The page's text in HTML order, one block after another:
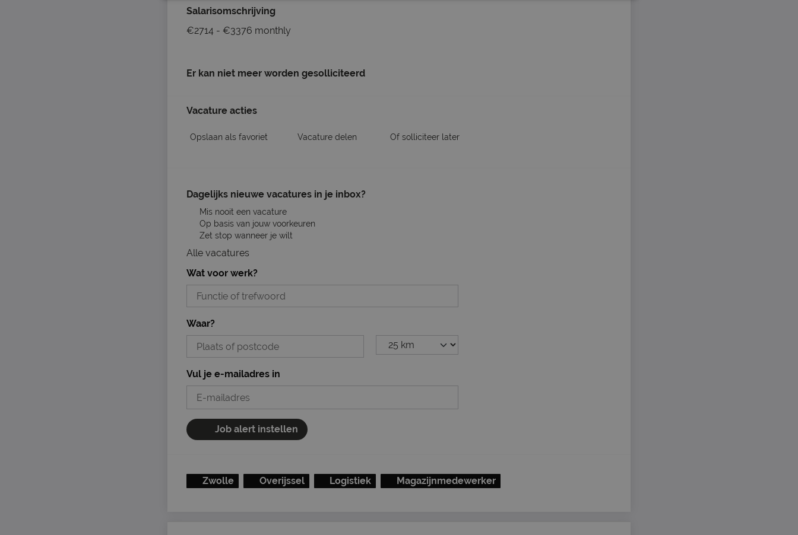
Salarisomschrijving
€2714 - €3376 monthly
Er kan niet meer worden gesolliciteerd
Vacature acties
Opslaan als favoriet Vacature delen Of solliciteer later
Dagelijks nieuwe vacatures in je inbox?
Mis nooit een vacature
Op basis van jouw voorkeuren
Zet stop wanneer je wilt
Alle vacatures
Wat voor werk?
Waar?
Vul je e-mailadres in
Job alert instellen
Zwolle Overijssel Logistiek Magazijnmedewerker